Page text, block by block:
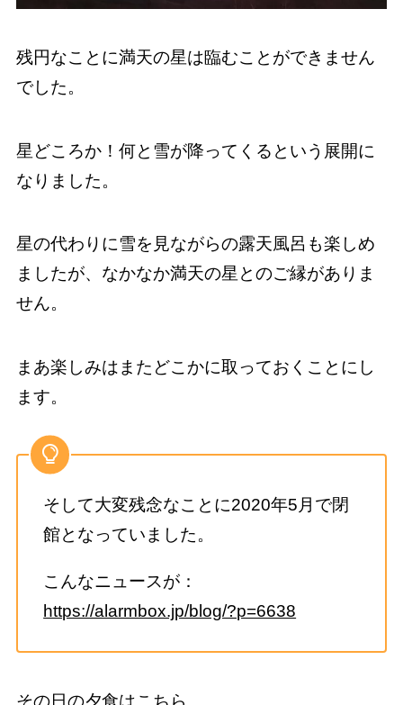
残円なことに満天の星は臨むことができません
でした。
星どころか！何と雪が降ってくるという展開に
なりました。
星の代わりに雪を見ながらの露天風呂も楽しめ
ましたが、なかなか満天の星とのご縁がありま
せん。
まあ楽しみはまたどこかに取っておくことにし
ます。
そして大変残念なことに2020年5月で閉
館となっていました。
こんなニュースが：
https://alarmbox.jp/blog/?p=6638